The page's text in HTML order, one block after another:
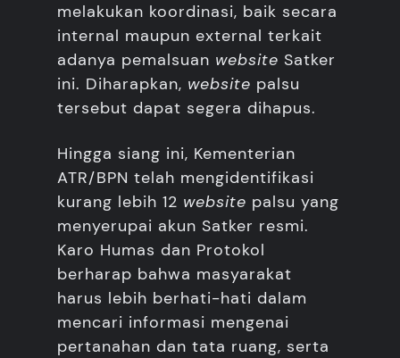
melakukan koordinasi, baik secara
internal maupun external terkait
adanya pemalsuan website Satker
ini. Diharapkan, website palsu
tersebut dapat segera dihapus.
Hingga siang ini, Kementerian
ATR/BPN telah mengidentifikasi
kurang lebih 12 website palsu yang
menyerupai akun Satker resmi.
Karo Humas dan Protokol
berharap bahwa masyarakat
harus lebih berhati-hati dalam
mencari informasi mengenai
pertanahan dan tata ruang, serta